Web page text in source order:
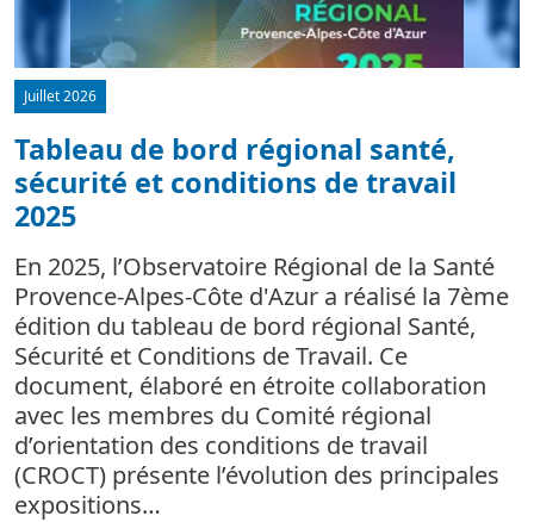
Juillet 2026
Tableau de bord régional santé,
sécurité et conditions de travail
2025
En 2025, l’Observatoire Régional de la Santé
Provence-Alpes-Côte d'Azur a réalisé la 7ème
édition du tableau de bord régional Santé,
Sécurité et Conditions de Travail. Ce
document, élaboré en étroite collaboration
avec les membres du Comité régional
d’orientation des conditions de travail
(CROCT) présente l’évolution des principales
expositions…